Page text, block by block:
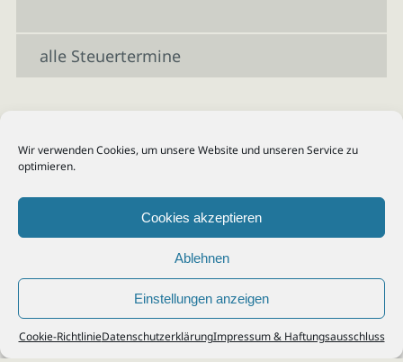
Wir verwenden Cookies, um unsere Website und unseren Service zu
optimieren.
Cookies akzeptieren
Ablehnen
Einstellungen anzeigen
Cookie-RichtlinieDatenschutzerklärungImpressum & Haftungsausschluss
alle Steuertermine
© 2026Steuerberater Kempf, Köln - Steuerberatung Poll, Porz, Deutz, Mülheim,